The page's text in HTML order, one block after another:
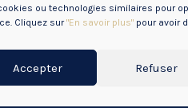
ou technologies similaires pour
Cliquez sur"En savoir plus" pour avoir
Accepter Refuser